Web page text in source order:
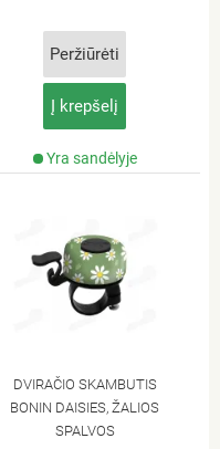
Peržiūrėti
Į krepšelį
Yra sandėlyje
DVIRAČIO SKAMBUTIS
BONIN DAISIES, ŽALIOS
SPALVOS